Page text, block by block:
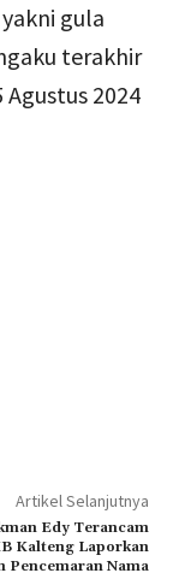
gula
terakhir
2024
Artikel Selanjutnya
Edy Terancam
Kalteng Laporkan
Pencemaran Nama